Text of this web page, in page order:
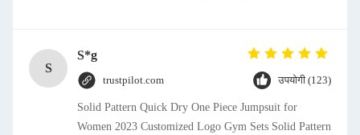
S
S*g
trustpilot.com उपयोगी (123)
Solid Pattern Quick Dry One Piece Jumpsuit for
Women 2023 Customized Logo Gym Sets Solid Pattern